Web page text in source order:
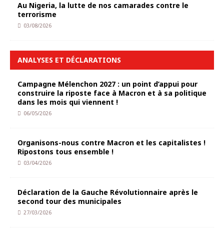
Au Nigeria, la lutte de nos camarades contre le
terrorisme
03/08/2026
ANALYSES ET DÉCLARATIONS
Campagne Mélenchon 2027 : un point d’appui pour
construire la riposte face à Macron et à sa politique
dans les mois qui viennent !
06/05/2026
Organisons-nous contre Macron et les capitalistes !
Ripostons tous ensemble !
03/04/2026
Déclaration de la Gauche Révolutionnaire après le
second tour des municipales
27/03/2026